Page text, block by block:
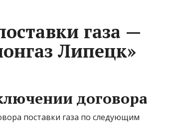
газа —
Липецк»
договора
поставки газа по следующим